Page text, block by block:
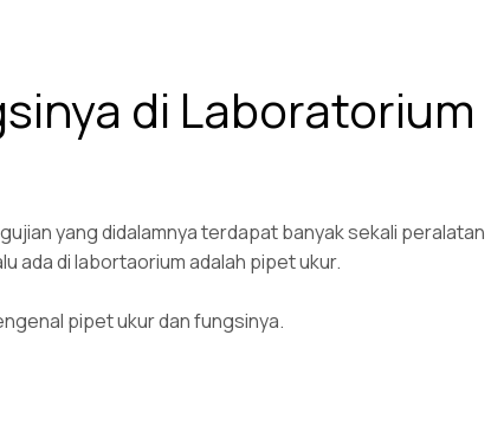
di Laboratorium
yang didalamnya terdapat banyak sekali peralatan
ada di labortaorium adalah pipet ukur.
pipet ukur dan fungsinya.